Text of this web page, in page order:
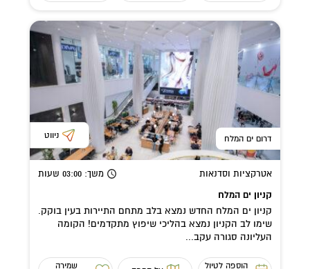
דרום ים המלח ניווט
אטרקציות וסדנאות משך: 03:00 שעות
קניון ים המלח
קניון ים המלח החדש נמצא בלב מתחם התיירות בעין בוקק.
שימו לב הקניון נמצא בהליכי שיפוץ מתקדמים! הקומה
העליונה סגורה עקב...
הוספה לטיול שמירה